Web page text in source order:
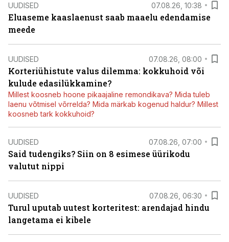
UUDISED 07.08.26, 10:38
Eluaseme kaaslaenust saab maaelu edendamise
meede
UUDISED 07.08.26, 08:00
Korteriühistute valus dilemma: kokkuhoid või
kulude edasilükkamine?
Millest koosneb hoone pikaajaline remondikava? Mida tuleb
laenu võtmisel võrrelda? Mida märkab kogenud haldur? Millest
koosneb tark kokkuhoid?
UUDISED 07.08.26, 07:00
Said tudengiks? Siin on 8 esimese üürikodu
valutut nippi
UUDISED 07.08.26, 06:30
Turul uputab uutest korteritest: arendajad hindu
langetama ei kibele